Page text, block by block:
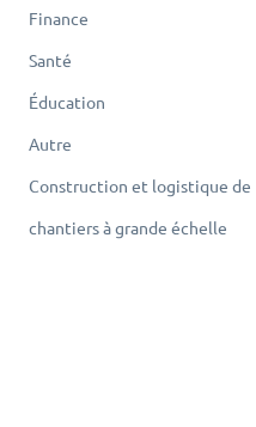
Finance
Santé
Éducation
Autre
Construction et logistique de
chantiers à grande échelle